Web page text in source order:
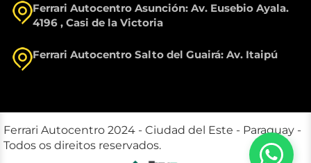
Ferrari Autocentro Asunción: Av. Eusebio Ayala.
4196 , Casi de la Victoria
Ferrari Autocentro Salto del Guairá: Av. Itaipú
Ferrari Autocentro 2024 - Ciudad del Este - Paraguay -
Todos os direitos reservados.